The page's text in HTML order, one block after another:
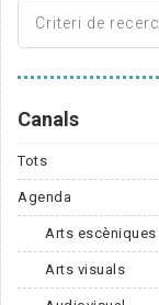
Canals
Tots
Agenda
Arts escèniques
Arts visuals